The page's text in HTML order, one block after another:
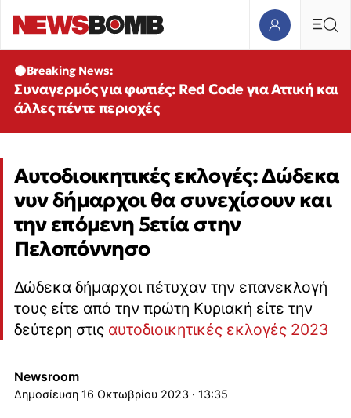
Breaking News:
Συναγερμός για φωτιές: Red Code για Αττική και
άλλες πέντε περιοχές
Αυτοδιοικητικές εκλογές: Δώδεκα
νυν δήμαρχοι θα συνεχίσουν και
την επόμενη 5ετία στην
Πελοπόννησο
Δώδεκα δήμαρχοι πέτυχαν την επανεκλογή
τους είτε από την πρώτη Κυριακή είτε την
δεύτερη στις αυτοδιοικητικές εκλογές 2023
Newsroom
16 Οκτωβρίου 2023 · 13:35